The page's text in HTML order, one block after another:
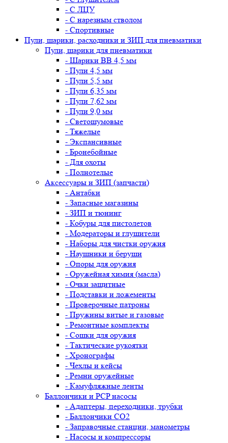
- С ЛЦУ
- С нарезным стволом
- Спортивные
Пули, шарики, расходники и ЗИП для пневматики
Пули, шарики для пневматики
- Шарики BB 4,5 мм
- Пули 4,5 мм
- Пули 5,5 мм
- Пули 6,35 мм
- Пули 7,62 мм
- Пули 9,0 мм
- Светошумовые
- Тяжелые
- Экспансивные
- Бронебойные
- Для охоты
- Полнотелые
Аксессуары и ЗИП (запчасти)
- Антабки
- Запасные магазины
- ЗИП и тюнинг
- Кобуры для пистолетов
- Модераторы и глушители
- Наборы для чистки оружия
- Наушники и беруши
- Опоры для оружия
- Оружейная химия (масла)
- Очки защитные
- Подставки и ложементы
- Проверочные патроны
- Пружины витые и газовые
- Ремонтные комплекты
- Сошки для оружия
- Тактические рукоятки
- Хронографы
- Чехлы и кейсы
- Ремни оружейные
- Камуфляжные ленты
Баллончики и PCP насосы
- Адаптеры, переходники, трубки
- Баллончики CO2
- Заправочные станции, манометры
- Насосы и компрессоры